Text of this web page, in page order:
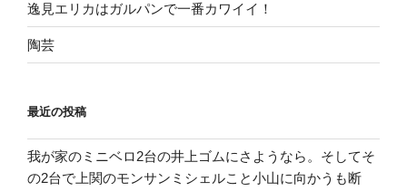
逸見エリカはガルパンで一番カワイイ！
陶芸
最近の投稿
我が家のミニベロ2台の井上ゴムにさようなら。そしてそ
の2台で上関のモンサンミシェルこと小山に向かうも断